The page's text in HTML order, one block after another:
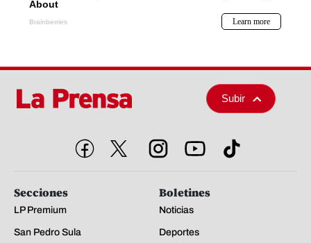
Subir
Secciones
LP Premium
San Pedro Sula
Boletines
Noticias
Deportes